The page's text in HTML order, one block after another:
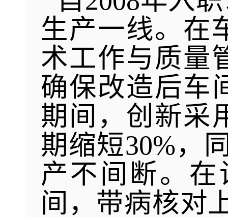
生产一线。在
术工作与质量
确保改造后车
期间，创新采
期缩短30%，
产不间断。
间，带病核对